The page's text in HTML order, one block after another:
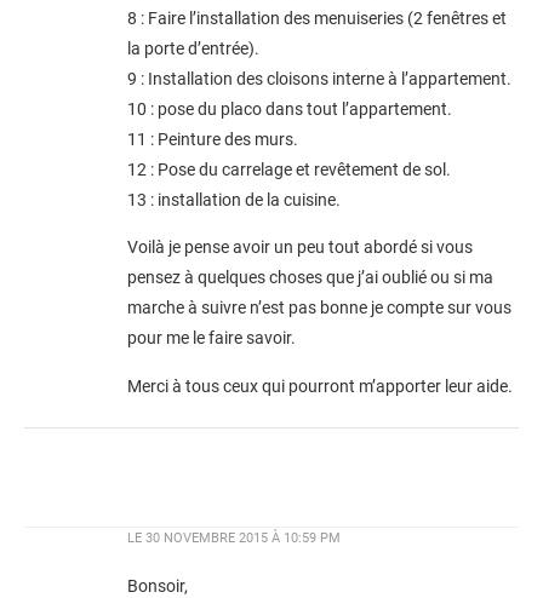
8 : Faire l’installation des menuiseries (2 fenêtres et
la porte d’entrée).
9 : Installation des cloisons interne à l’appartement.
10 : pose du placo dans tout l’appartement.
11 : Peinture des murs.
12 : Pose du carrelage et revêtement de sol.
13 : installation de la cuisine.
Voilà je pense avoir un peu tout abordé si vous
pensez à quelques choses que j’ai oublié ou si ma
marche à suivre n’est pas bonne je compte sur vous
pour me le faire savoir.
Merci à tous ceux qui pourront m’apporter leur aide.
LE 30 NOVEMBRE 2015 À 10:59 PM
Bonsoir,